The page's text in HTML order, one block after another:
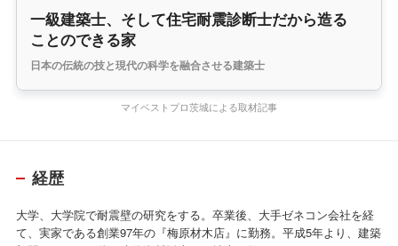
一級建築士、そして住宅耐震診断士だから造る
ことのできる家
日本の伝統の技と現代の科学を融合させる建築士
マイベストプロ茨城による取材記事
経歴
大学、大学院で耐震壁の研究をする。卒業後、大手ゼネコン会社を経
て、実家である創業97年の『梅原材木店』に勤務。平成5年より、建築